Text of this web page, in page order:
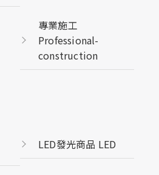
專業施工
Professional-
construction
LED發光商品 LED